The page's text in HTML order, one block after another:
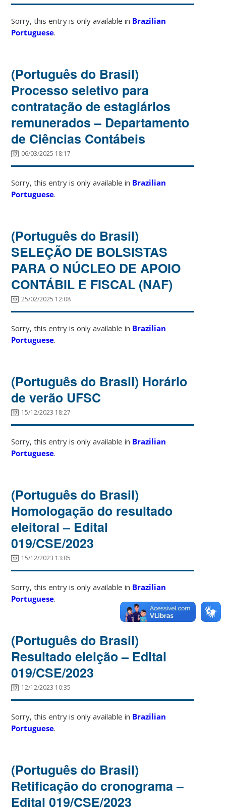
Sorry, this entry is only available in Brazilian
Portuguese.
(Português do Brasil)
Processo seletivo para
contratação de estagiários
remunerados – Departamento
de Ciências Contábeis
06/03/2025 18:17
Sorry, this entry is only available in Brazilian
Portuguese.
(Português do Brasil)
SELEÇÃO DE BOLSISTAS
PARA O NÚCLEO DE APOIO
CONTÁBIL E FISCAL (NAF)
25/02/2025 12:08
Sorry, this entry is only available in Brazilian
Portuguese.
(Português do Brasil) Horário
de verão UFSC
15/12/2023 18:27
Sorry, this entry is only available in Brazilian
Portuguese.
(Português do Brasil)
Homologação do resultado
eleitoral – Edital
019/CSE/2023
15/12/2023 13:05
Sorry, this entry is only available in Brazilian
Portuguese.
(Português do Brasil)
Resultado eleição – Edital
019/CSE/2023
12/12/2023 10:35
Sorry, this entry is only available in Brazilian
Portuguese.
(Português do Brasil)
Retificação do cronograma –
Edital 019/CSE/2023